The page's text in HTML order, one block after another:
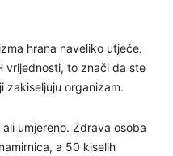
hrana naveliko utječe.
vrijednosti, to znači da ste
zakiseljuju organizam.
umjereno. Zdrava osoba
a 50 kiselih